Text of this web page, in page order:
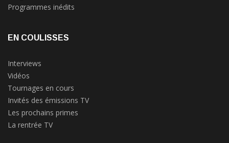
Programmes inédits
EN COULISSES
Interviews
Vidéos
Tournages en cours
Invités des émissions TV
Les prochains primes
La rentrée TV